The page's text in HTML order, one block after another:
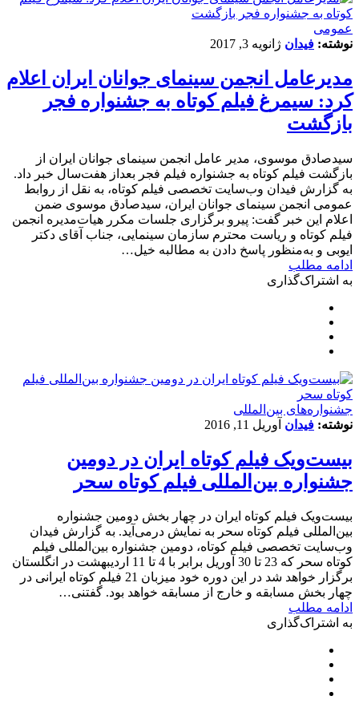
عمومی
نوشته: فیدان ژانویه 3, 2017
مدیرعامل انجمن سینمای جوانان ایران اعلام
کرد: سیمرغ فیلم کوتاه به جشنواره فجر
بازگشت
سیدصادق موسوی، مدیر عامل انجمن سینمای جوانان ایران از
بازگشت فیلم کوتاه به جشنواره فیلم فجر بعداز هفت‌سال خبر داد.
به گزارش فیدان وب‌سایت تخصصی فیلم کوتاه، به نقل از روابط
عمومی انجمن سینمای جوانان ایران، سیدصادق موسوی ضمن
اعلام این خبر گفت: پیرو برگزاری جلسات مکرر هیات‌مدیره انجمن
فیلم کوتاه و ریاست محترم سازمان سینمایی، جناب آقای دکتر
ایوبی و به‌منظور پاسخ دادن به مطالبه خیل…
ادامه مطلب
به اشتراک‌گذاری
‌‌جشنواره‌های بین‌المللی
نوشته: فیدان آوریل 11, 2016
بیست‌ویک فیلم کوتاه ایران در دومین
جشنواره بین‌المللی فیلم کوتاه سحر
بیست‌ویک فیلم کوتاه ایران در چهار بخش دومین جشنواره
بین‌المللی فیلم کوتاه سحر به نمایش درمی‌آید. به گزارش فیدان
وب‌سایت تخصصی فیلم کوتاه، دومین جشنواره بین‌المللی فیلم
کوتاه سحر که 23 تا 30 آوریل برابر با 4 تا 11 اردیبهشت در انگلستان
برگزار خواهد شد در این دوره خود میزبان 21 فیلم کوتاه ایرانی در
چهار بخش مسابقه و خارج از مسابقه خواهد بود. گفتنی…
ادامه مطلب
به اشتراک‌گذاری